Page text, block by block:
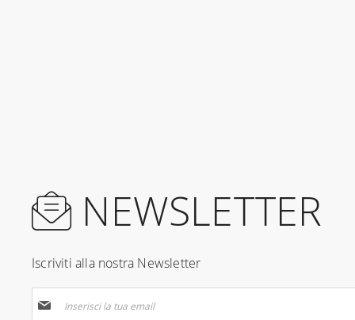
NEWSLETTER
Iscriviti alla nostra Newsletter
alla